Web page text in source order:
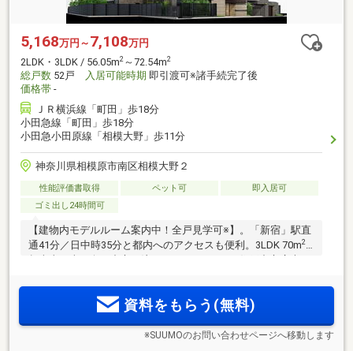
5,168万円～ 7,108万円
2LDK・3LDK / 56.05m2 ～72.54m2
総戸数 52戸 入居可能時期 即引渡可※諸手続完了後
価格帯 -
ＪＲ横浜線「町田」歩18分
小田急線「町田」歩18分
小田急小田原線「相模大野」歩11分
神奈川県相模原市南区相模大野２
性能評価書取得 ペット可
即入居可
ゴミ出し24時間可
【建物内モデルルーム案内中！全戸見学可※】。「新宿」駅直
通41分／日中時35分と都内へのアクセスも便利。3LDK 70m2
角地。【建物完成後販売】※契約住戸除く
資料をもらう(無料)
※SUUMOのお問い合わせページへ移動します